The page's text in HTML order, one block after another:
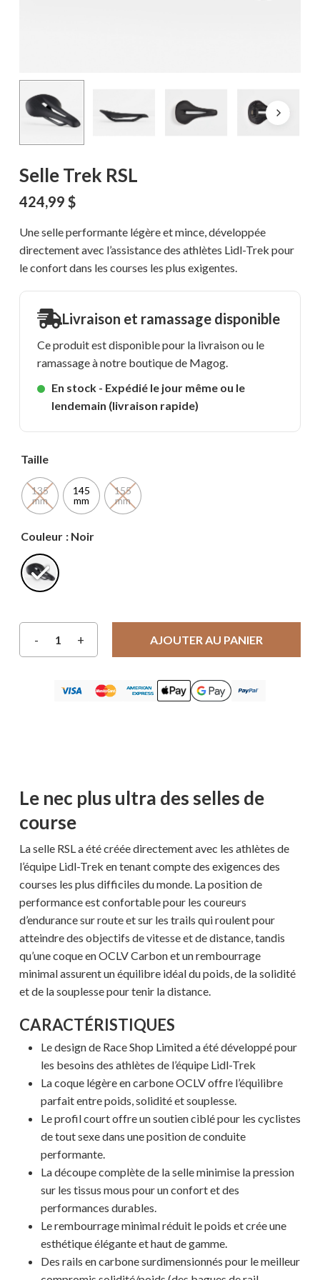
Selle Trek RSL
424,99 $
Une selle performante légère et mince, développée
directement avec l’assistance des athlètes Lidl-Trek pour
le confort dans les courses les plus exigentes.
Livraison et ramassage disponible
Ce produit est disponible pour la livraison ou le
ramassage à notre boutique de Magog.
En stock - Expédié le jour même ou le
lendemain (livraison rapide)
Taille
135
mm
145
mm
155
mm
Couleur : Noir
AJOUTER AU PANIER
Le nec plus ultra des selles de
course
La selle RSL a été créée directement avec les athlètes de
l’équipe Lidl-Trek en tenant compte des exigences des
courses les plus difficiles du monde. La position de
performance est confortable pour les coureurs
d’endurance sur route et sur les trails qui roulent pour
atteindre des objectifs de vitesse et de distance, tandis
qu’une coque en OCLV Carbon et un rembourrage
minimal assurent un équilibre idéal du poids, de la solidité
et de la souplesse pour tenir la distance.
CARACTÉRISTIQUES
Le design de Race Shop Limited a été développé pour
les besoins des athlètes de l’équipe Lidl-Trek
La coque légère en carbone OCLV offre l’équilibre
parfait entre poids, solidité et souplesse.
Le profil court offre un soutien ciblé pour les cyclistes
de tout sexe dans une position de conduite
performante.
La découpe complète de la selle minimise la pression
sur les tissus mous pour un confort et des
performances durables.
Le rembourrage minimal réduit le poids et crée une
esthétique élégante et haut de gamme.
Des rails en carbone surdimensionnés pour le meilleur